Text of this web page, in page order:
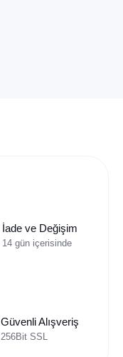
İade ve Değişim
14 gün içerisinde
Güvenli Alışveriş
256Bit SSL